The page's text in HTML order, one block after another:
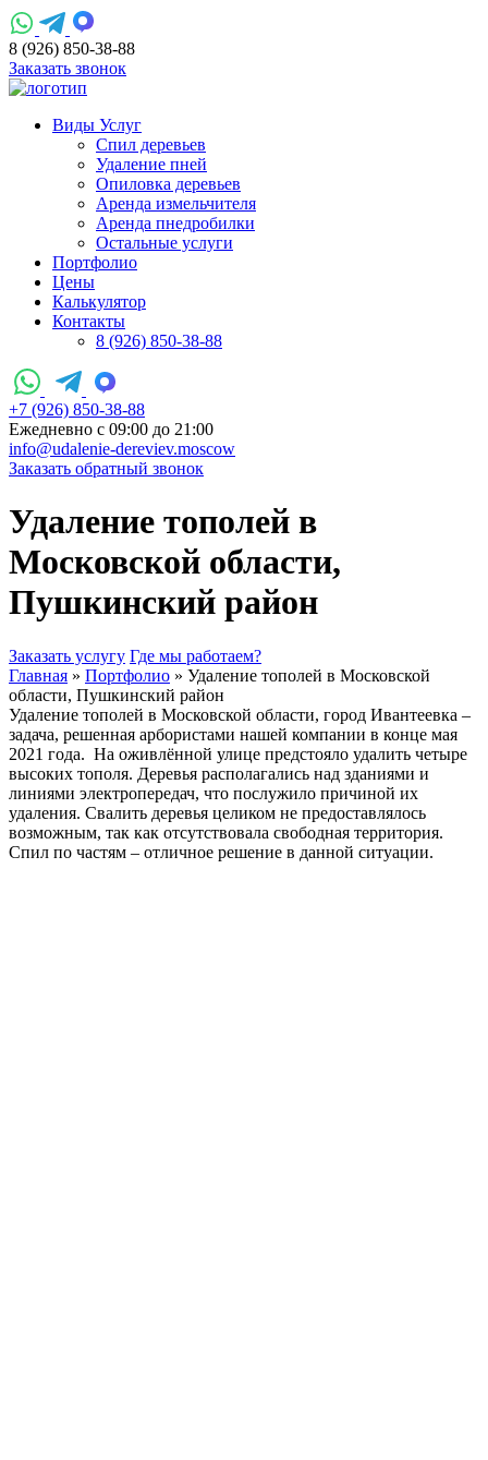
8 (926) 850-38-88
Заказать звонок
Виды Услуг
Спил деревьев
Удаление пней
Опиловка деревьев
Аренда измельчителя
Аренда пнедробилки
Остальные услуги
Портфолио
Цены
Калькулятор
Контакты
8 (926) 850-38-88
+7 (926) 850-38-88
Ежедневно c 09:00 до 21:00
info@udalenie-dereviev.moscow
Заказать обратный звонок
Удаление тополей в
Московской области,
Пушкинский район
Заказать услугу Где мы работаем?
Главная » Портфолио » Удаление тополей в Московской
области, Пушкинский район
Удаление тополей в Московской области, город Ивантеевка –
задача, решенная арбористами нашей компании в конце мая
2021 года. На оживлённой улице предстояло удалить четыре
высоких тополя. Деревья располагались над зданиями и
линиями электропередач, что послужило причиной их
удаления. Свалить деревья целиком не предоставлялось
возможным, так как отсутствовала свободная территория.
Спил по частям – отличное решение в данной ситуации.